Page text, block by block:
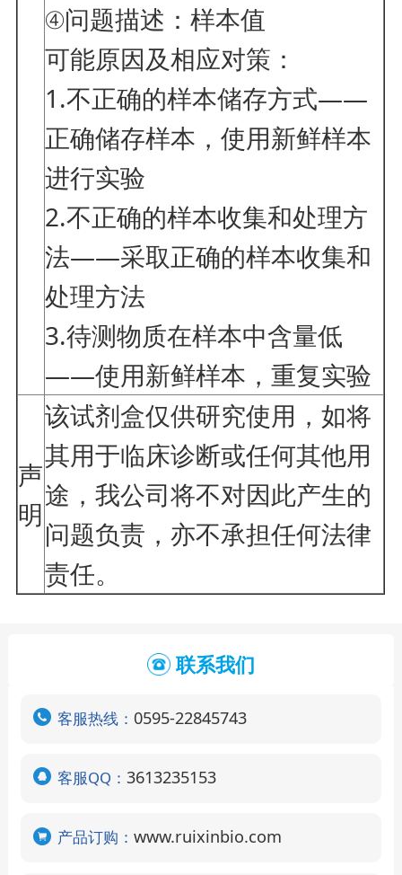
④问题描述：样本值
可能原因及相应对策：
1.不正确的样本储存方式——
正确储存样本，使用新鲜样本
进行实验
2.不正确的样本收集和处理方
法——采取正确的样本收集和
处理方法
3.待测物质在样本中含量低
——使用新鲜样本，重复实验
声
明
该试剂盒仅供研究使用，如将
其用于临床诊断或任何其他用
途，我公司将不对因此产生的
问题负责，亦不承担任何法律
责任。
联系我们
客服热线： 0595-22845743
客服QQ：3613235153
产品订购：www.ruixinbio.com